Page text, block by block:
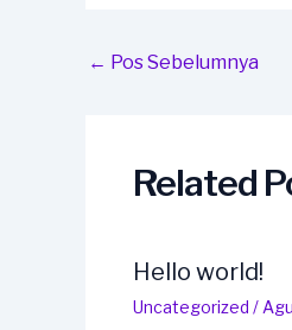
Reading
Post
← Pos Sebelumnya
Related
Hello world!
Uncategorized /